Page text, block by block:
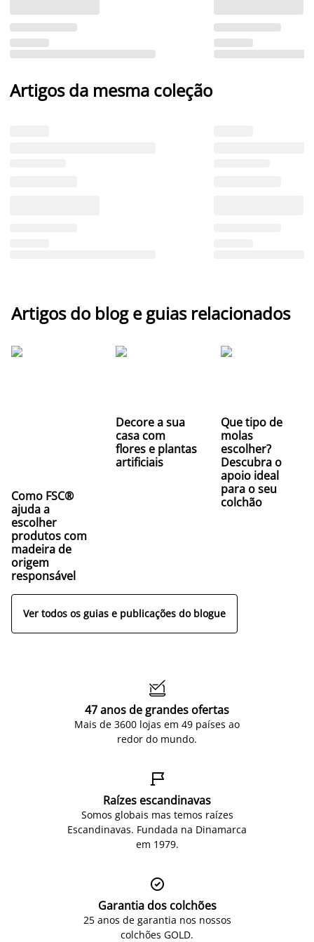
Artigos da mesma coleção
Artigos do blog e guias relacionados
Como FSC®
ajuda a
escolher
produtos com
madeira de
origem
responsável
Decore a sua
casa com
flores e plantas
artificiais
Que tipo de
molas
escolher?
Descubra o
apoio ideal
para o seu
colchão
Ver todos os guias e publicações do blogue

47 anos de grandes ofertas
Mais de 3600 lojas em 49 países ao
redor do mundo.

Raízes escandinavas
Somos globais mas temos raízes
Escandinavas. Fundada na Dinamarca
em 1979.

Garantia dos colchões
25 anos de garantia nos nossos
colchões GOLD.